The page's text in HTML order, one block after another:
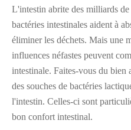
L'intestin abrite des milliards
bactéries intestinales aident à
éliminer les déchets. Mais une
influences néfastes peuvent
intestinale. Faites-vous du
des souches de bactéries
l'intestin. Celles-ci sont
bon confort intestinal.